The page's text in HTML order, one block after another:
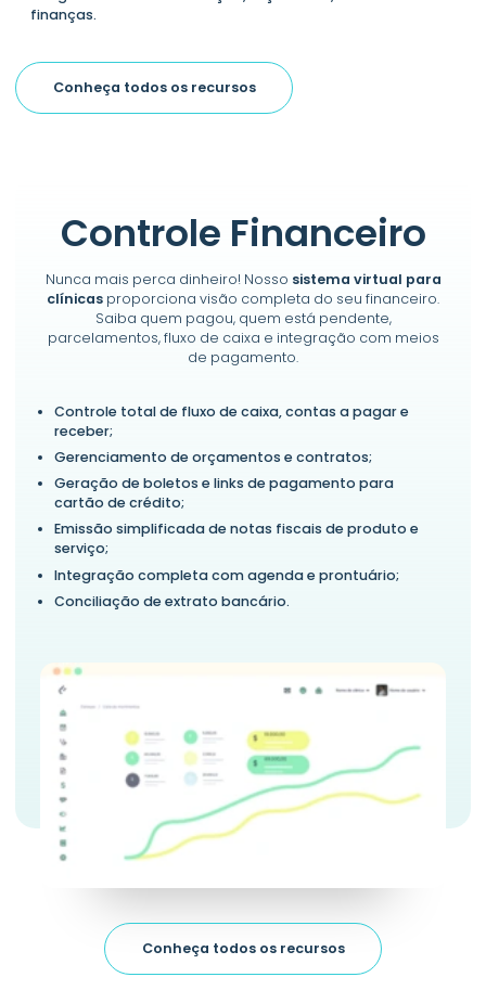
finanças.
Conheça todos os recursos
Controle Financeiro
Nunca mais perca dinheiro! Nosso sistema virtual para
clínicas proporciona visão completa do seu financeiro.
Saiba quem pagou, quem está pendente,
parcelamentos, fluxo de caixa e integração com meios
de pagamento.
Controle total de fluxo de caixa, contas a pagar e
receber;
Gerenciamento de orçamentos e contratos;
Geração de boletos e links de pagamento para
cartão de crédito;
Emissão simplificada de notas fiscais de produto e
serviço;
Integração completa com agenda e prontuário;
Conciliação de extrato bancário.
Conheça todos os recursos